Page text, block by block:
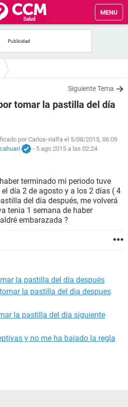
MENU
Siguiente Tema
tomar la pastilla del día
por Carlos-vialfa el 5/08/2015, 06:09
- 5 ago 2015 a las 02:24
terminado mi periodo tuve
día 2 de agosto y a los 2 días ( 4
del día después, me volverá
tenia 1 semana de haber
embarazada ?
la pastilla del día después
la pastilla del dia despues
la pastilla del día siguiente
y no me ha bajado la regla